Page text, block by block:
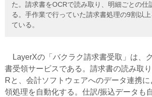
た。請求書をOCRで読み取り、明細ごとの仕
る。手作業で行っていた請求書処理の9割以
ている。
LayerXの「バクラク請求書受取」は、
書受領サービスである。請求書の読み取
Rと、会計ソフトウェアへのデータ連携
領処理を自動化する。仕訳/振込データも